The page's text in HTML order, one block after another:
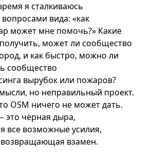
я сталкиваюсь
вида: «как
может мне помочь?» Какие
может ли сообщество
и как быстро, можно ли
сообщество
вырубок или пожаров?
но неправильный проект.
OSM ничего не может дать.
чёрная дыра,
все возможные усилия,
возвращающая взамен.